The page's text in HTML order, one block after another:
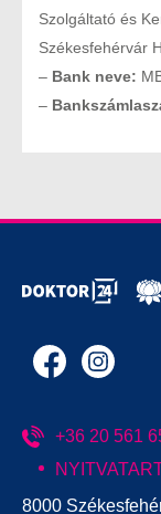
Szolgáltató és
Székesfehérvár
– Bank neve:
–
+36 20 561
8000